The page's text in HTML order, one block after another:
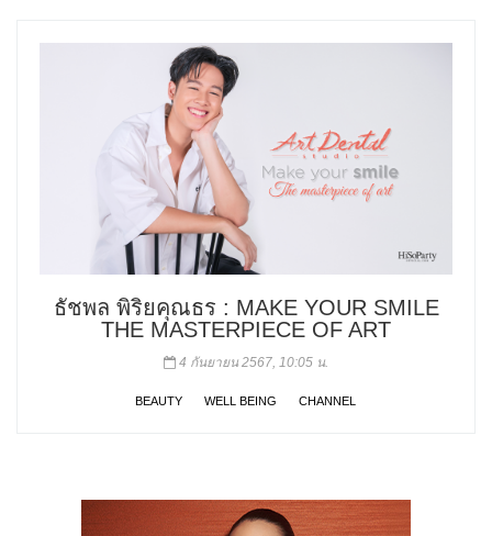
ธัชพล พิริยคุณธร : MAKE YOUR SMILE
THE MASTERPIECE OF ART
4 กันยายน 2567, 10:05 น.
BEAUTY WELL BEING CHANNEL